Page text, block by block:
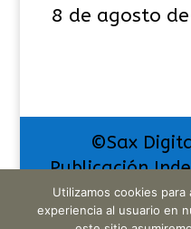
8 de agosto
©Sax
Publicación
en el año
comunicar
Utilizamos cookies
experiencia al usuario en